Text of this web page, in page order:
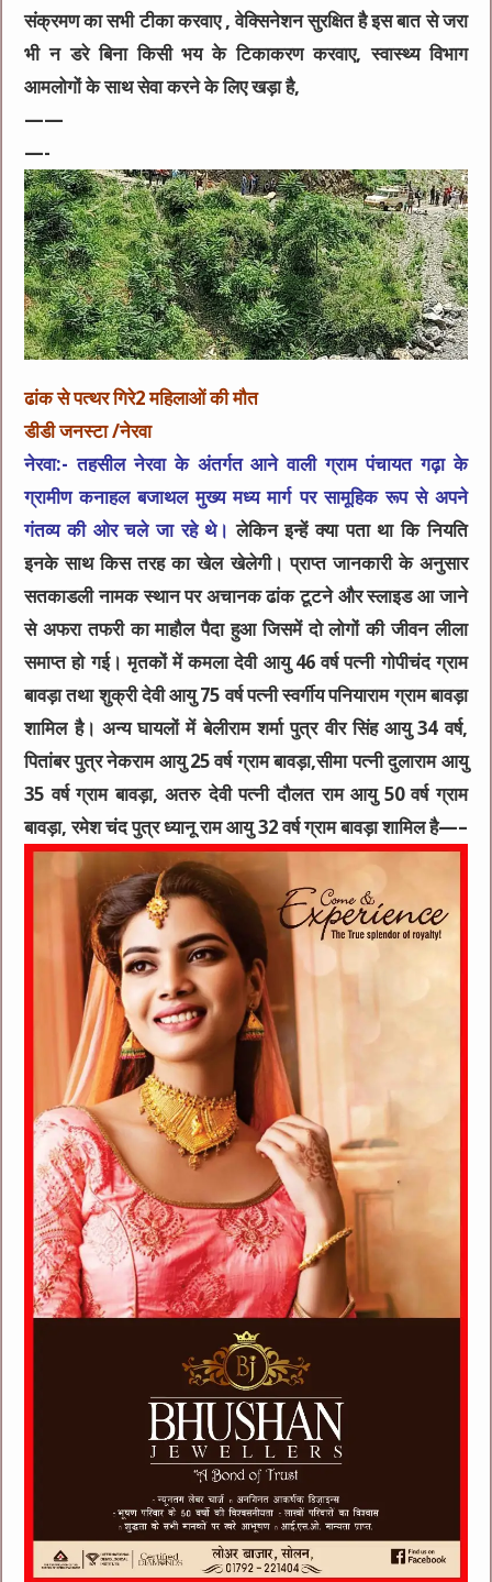
संक्रमण का सभी टीका करवाए , वेक्सिनेशन सुरक्षित है इस बात से जरा
भी न डरे बिना किसी भय के टिकाकरण करवाए, स्वास्थ्य विभाग
आमलोगों के साथ सेवा करने के लिए खड़ा है,
——
—-
ढांक से पत्थर गिरे2 महिलाओं की मौत
डीडी जनस्टा /नेरवा
नेरवा:- तहसील नेरवा के अंतर्गत आने वाली ग्राम पंचायत गढ़ा के
ग्रामीण कनाहल बजाथल मुख्य मध्य मार्ग पर सामूहिक रूप से अपने
गंतव्य की ओर चले जा रहे थे। लेकिन इन्हें क्या पता था कि नियति
इनके साथ किस तरह का खेल खेलेगी। प्राप्त जानकारी के अनुसार
सतकाडली नामक स्थान पर अचानक ढांक टूटने और स्लाइड आ जाने
से अफरा तफरी का माहौल पैदा हुआ जिसमें दो लोगों की जीवन लीला
समाप्त हो गई। मृतकों में कमला देवी आयु 46 वर्ष पत्नी गोपीचंद ग्राम
बावड़ा तथा शुक्री देवी आयु 75 वर्ष पत्नी स्वर्गीय पनियाराम ग्राम बावड़ा
शामिल है। अन्य घायलों में बेलीराम शर्मा पुत्र वीर सिंह आयु 34 वर्ष,
पितांबर पुत्र नेकराम आयु 25 वर्ष ग्राम बावड़ा,सीमा पत्नी दुलाराम आयु
35 वर्ष ग्राम बावड़ा, अतरु देवी पत्नी दौलत राम आयु 50 वर्ष ग्राम
बावड़ा, रमेश चंद पुत्र ध्यानू राम आयु 32 वर्ष ग्राम बावड़ा शामिल है—–